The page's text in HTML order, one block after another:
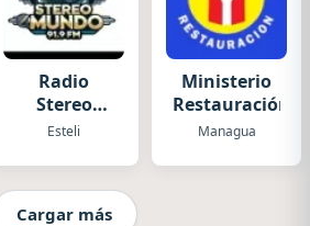
Radio
Stereo
Mundo
Esteli
Ministerio
Restauración
Managua
Cargar más